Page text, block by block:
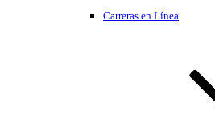
Carreras en Línea